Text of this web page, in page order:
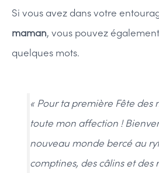
Si vous avez dans votre
maman, vous pouvez
quelques mots.
« Pour ta première Fête des
toute mon affection !
nouveau monde bercé au
comptines, des câlins et des